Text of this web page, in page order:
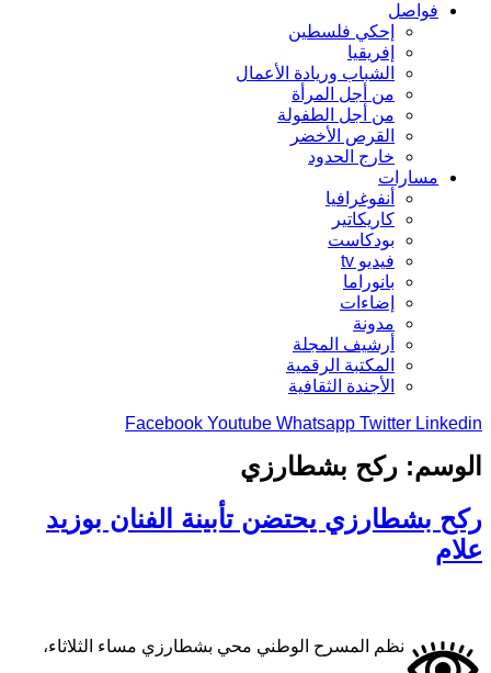
فواصل
إحكي فلسطين
إفريقيا
الشباب وريادة الأعمال
من أجل المرأة
من أجل الطفولة
القرص الأخضر
خارج الحدود
مسارات
أنفوغرافيا
كاريكاتير
بودكاست
فيديو tv
بانوراما
إضاءات
مدونة
أرشيف المجلة
المكتبة الرقمية
الأجندة الثقافية
Facebook Youtube Whatsapp Twitter Linkedin
الوسم: ركح بشطارزي
ركح بشطارزي يحتضن تأبينة الفنان بوزيد
علام
نظم المسرح الوطني محي بشطارزي مساء الثلاثاء،